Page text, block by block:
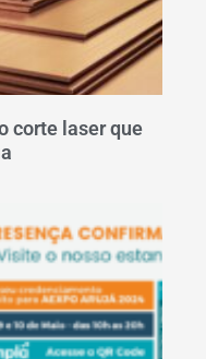
corte laser que